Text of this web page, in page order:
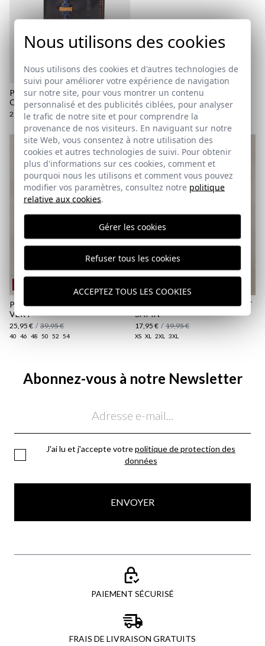
PORTEFEUILLE ETHNIQUE
CUZAMA | COBALTO
29,95 €
PANTALON CARGO COTON |
VERT
25,95 € / 39,95 €
40 46 48 50 52 54
T-SHIRT RIDERS TEAM | VERT
SAPIN
17,95 € / 19,95 €
XS XL 2XL 3XL
Abonnez-vous à notre Newsletter
J'ai lu et j'accepte votrepolitique de protection des
données
ENVOYER
PAIEMENT SÉCURISÉ
FRAIS DE LIVRAISON GRATUITS
Nous utilisons des cookies
Nous utilisons des cookies et d'autres technologies de
suivi pour améliorer votre expérience de navigation
sur notre site, pour vous montrer un contenu
personnalisé et des publicités ciblées, pour analyser
le trafic de notre site et pour comprendre la
provenance de nos visiteurs. En naviguant sur notre
site Web, vous consentez à notre utilisation des
cookies et autres technologies de suivi. Pour obtenir
plus d'informations sur ces cookies, comment et
pourquoi nous les utilisons et comment vous pouvez
modifier vos paramètres, consultez notre politique
relative aux cookies.
Gérer les cookies
Refuser tous les cookies
ACCEPTEZ TOUS LES COOKIES